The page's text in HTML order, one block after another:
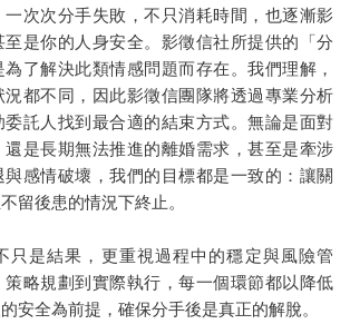
次次分手失敗，不只消耗時間，也逐漸影
是你的人身安全。影徵信社所提供的「分
了解決此類情感問題而存在。我們理解，
都不同，因此影徵信團隊將透過專業分析
託人找到最合適的結束方式。無論是面對
是長期無法推進的離婚需求，甚至是牽涉
感情破壞，我們的目標都是一致的：讓關
留後患的情況下終止。
只是結果，更重視過程中的穩定與風險管
略規劃到實際執行，每一個環節都以降低
安全為前提，確保分手後是真正的解脫。